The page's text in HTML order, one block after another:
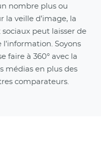
nombre plus ou
la veille d’image, la
peut laisser de
Soyons
faire à 360° avec la
médias en plus des
comparateurs.